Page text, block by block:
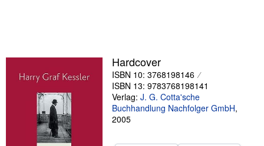
Verkäufer
Verkäufer werden
SCHLIESSEN
Hardcover
ISBN 10: 3768198146
ISBN 13: 9783768198141
Verlag: J. G. Cotta'sche
Buchhandlung Nachfolger GmbH,
2005